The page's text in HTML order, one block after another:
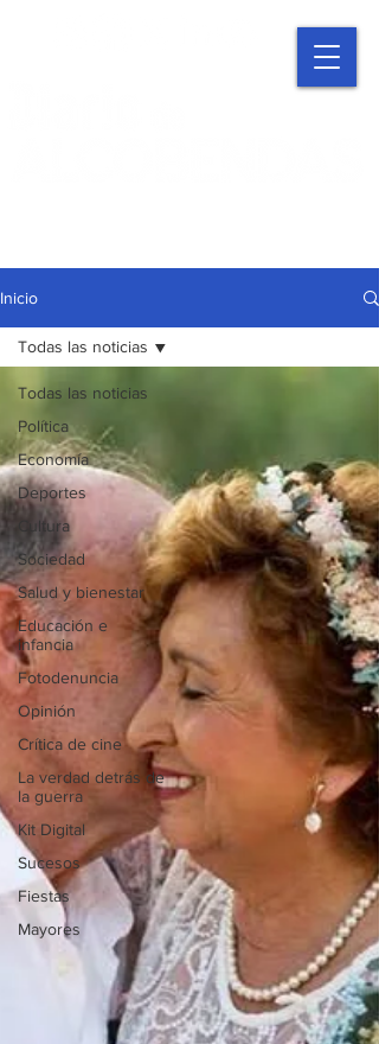
Inicio
Todas las noticias
Política
Economía
Deportes
Cultura
Sociedad
Salud y bienestar
Educación e
infancia
Fotodenuncia
Opinión
Crítica de cine
La verdad detrás de
la guerra
Kit Digital
Sucesos
Fiestas
Mayores
Todas las noticias